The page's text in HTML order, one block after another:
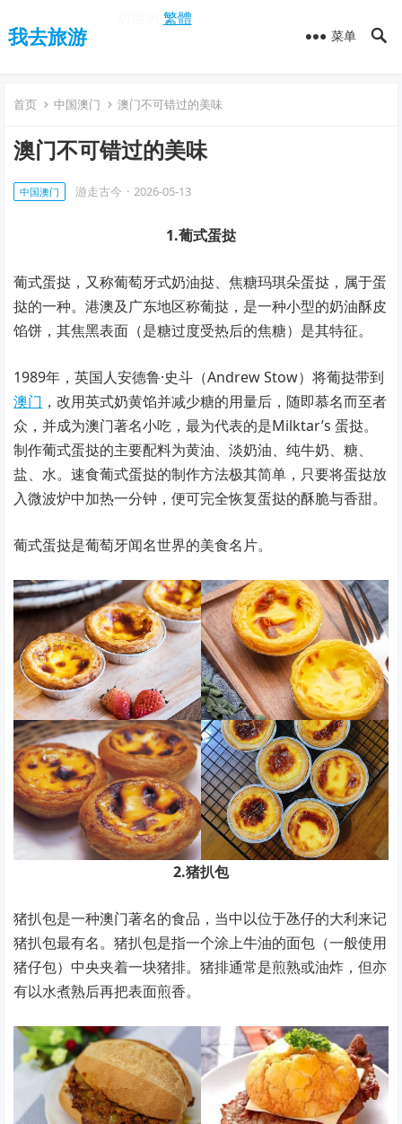
繁體
我去旅游 菜单
首页 中国澳门 澳门不可错过的美味
澳门不可错过的美味
中国澳门 游走古今 · 2026-05-13
1.葡式蛋挞
葡式蛋挞，又称葡萄牙式奶油挞、焦糖玛琪朵蛋挞，属于蛋
挞的一种。港澳及广东地区称葡挞，是一种小型的奶油酥皮
馅饼，其焦黑表面（是糖过度受热后的焦糖）是其特征。
1989年，英国人安德鲁·史斗（Andrew Stow）将葡挞带到
澳门 ，改用英式奶黄馅并减少糖的用量后，随即慕名而至者
众，并成为澳门著名小吃，最为代表的是Milktar’s 蛋挞。
制作葡式蛋挞的主要配料为黄油、淡奶油、纯牛奶、糖、
盐、水。速食葡式蛋挞的制作方法极其简单，只要将蛋挞放
入微波炉中加热一分钟，便可完全恢复蛋挞的酥脆与香甜。
葡式蛋挞是葡萄牙闻名世界的美食名片。
2.猪扒包
猪扒包是一种澳门著名的食品，当中以位于氹仔的大利来记
猪扒包最有名。猪扒包是指一个涂上牛油的面包（一般使用
猪仔包）中央夹着一块猪排。猪排通常是煎熟或油炸，但亦
有以水煮熟后再把表面煎香。